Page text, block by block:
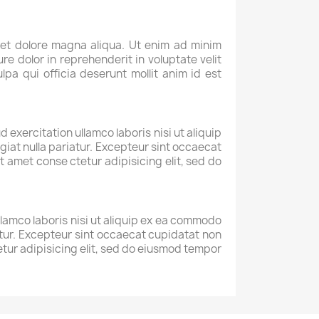
dolore magna aliqua. Ut enim ad minim
dolor in reprehenderit in voluptate velit
qui officia deserunt mollit anim id est
exercitation ullamco laboris nisi ut aliquip
nulla pariatur. Excepteur sint occaecat
amet conse ctetur adipisicing elit, sed do
laboris nisi ut aliquip ex ea commodo
Excepteur sint occaecat cupidatat non
adipisicing elit, sed do eiusmod tempor